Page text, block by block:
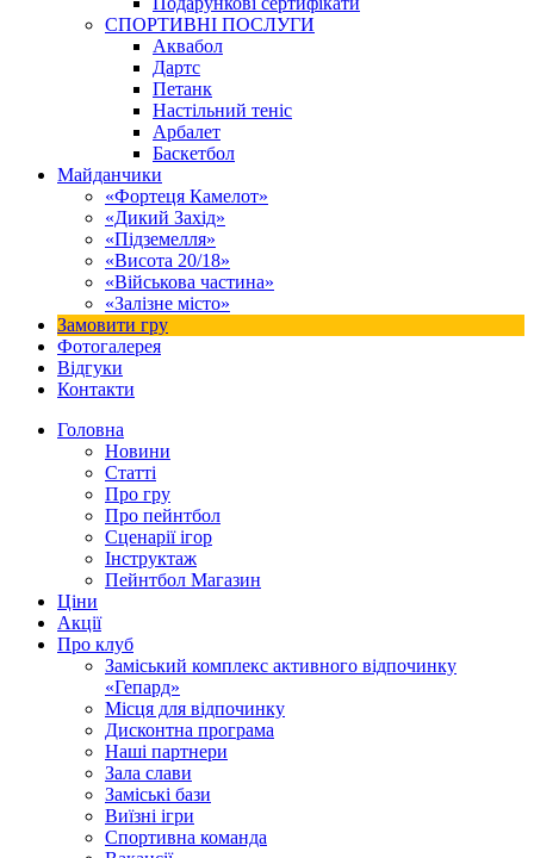
СПОРТИВНІ ПОСЛУГИ
Аквабол
Дартс
Петанк
Настільний теніс
Арбалет
Баскетбол
Майданчики
«Фортеця Камелот»
«Дикий Захід»
«Підземелля»
«Висота 20/18»
«Військова частина»
«Залізне місто»
Замовити гру
Фотогалерея
Відгуки
Контакти
Головна
Новини
Статті
Про гру
Про пейнтбол
Сценарії ігор
Інструктаж
Пейнтбол Магазин
Ціни
Акції
Про клуб
Заміський комплекс активного відпочинку
«Гепард»
Місця для відпочинку
Дисконтна програма
Наші партнери
Зала слави
Заміські бази
Виїзні ігри
Спортивна команда